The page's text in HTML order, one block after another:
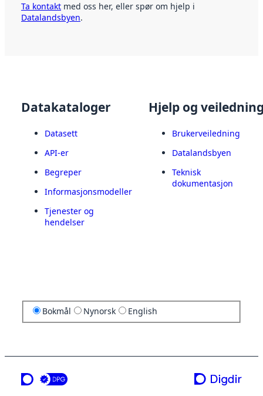
Ta kontakt med oss her, eller spør om hjelp i
Datalandsbyen.
Datakataloger
Datasett
API-er
Begreper
Informasjonsmodeller
Tjenester og
hendelser
Hjelp og
Brukerveiledning
Datalandsbyen
Teknisk
dokumentasjon
Bokmål Nynorsk English